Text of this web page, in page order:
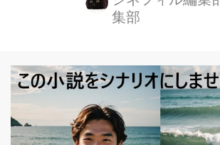
スキャンダル』、『フ
メリカ、産業革命によ
を遂げつつある西部
ィアンとの戦争で武勲
で、刑務所の看守を務
集部